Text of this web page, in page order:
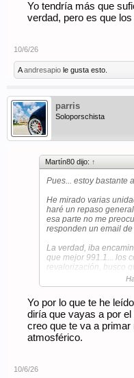
Yo tendría más que
verdad, pero es que
10/6/26
Aandresapio le gusta esto.
parris
Soloporschista
Martín80 dijo: ↑
Pues... estoy bastante
He mirado varias
haré un repaso
esa parte no me
responden un email
La verdad, iba
que mejor 991.1... los
revalorización, busco
atmos y es más
explicación objetiva?
es que cada vez me
salidas ocasionales.
A ver que opináis.
Yo por lo que te he
diría que vayas a por
creo que te va a
atmosférico.
10/6/26